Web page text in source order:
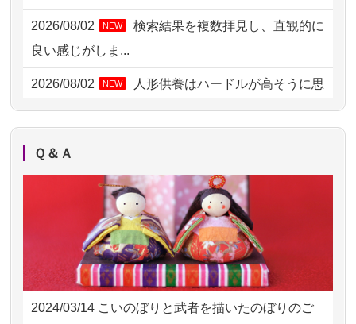
2026/08/04 00:38 中野区の方からお申込み
2026/08/03 21:17
2026/08/02 18:47 虎ノ門の方からお申込み
2026/08/02 11:15 千葉県の方からお申込み
2026/08/02 10:39
2026/08/02 09:15 神奈川の方からお申込み
2026/08/02 06:46 相模原の方からお申込み
2026/08/01 19:28 東京都の方からお申込み
2026/08/01 17:10 東京都の方からお申込み
2026/08/01 11:07 さいたの方からお申込み
2026/08/02 NEW
検索結果を複数拝見し、直観的に
良い感じがしま...
2026/08/02 NEW
人形供養はハードルが高そうに思
えるのですが、...
NEW
お人形の仕分けなども丁寧に行う
様子から、大切...
2026/07/25供養の内容（料金や送り方等）がとて
も丁寧に説...
2026/07/18 つい先日も利用させていただきまし
Ｑ＆Ａ
2024/03/14 こいのぼりと武者を描いたのぼりのご